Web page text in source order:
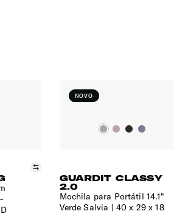
Comparar
NOVO
GUARDIT CLASSY
2.0
Mochila para Portátil 14.1"
Verde Salvia
40 x 29 x 18